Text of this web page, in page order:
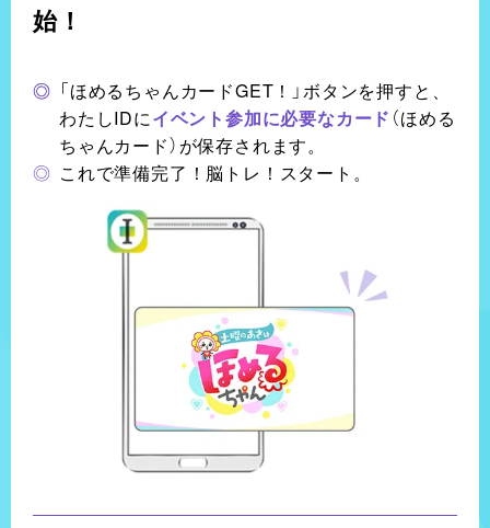
始！
「ほめるちゃんカードGET！」ボタンを押すと、
わたしIDにイベント参加に必要なカード （ほめる
ちゃんカード）が保存されます。
これで準備完了！脳トレ！スタート。